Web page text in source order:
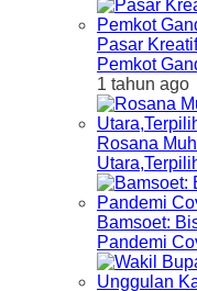
Pasar
Pemkot
1 tahun ago
Rosana
Bamsoet:
Pandemi